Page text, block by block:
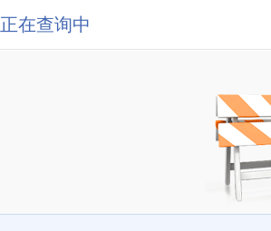
正在查询中